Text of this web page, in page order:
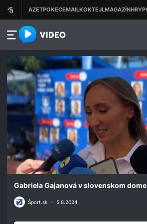
azet.video.sk
seconds
minutes,
Gabriela Gajanová v slovenskom dome
Šport.sk • 5.8.2024